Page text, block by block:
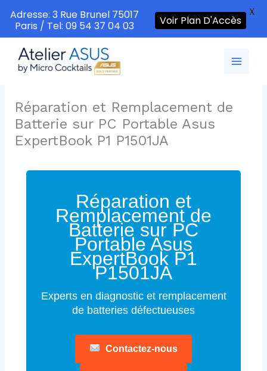
contenu
Réparation et Remplacement de
Batterie sur PC Portable Asus
ExpertBook P1 P1501JA
Réparation et
Remplacement de
Batterie sur PC
Portable Asus
ExpertBook P1
P1501JA
Experts en diagnostic et remplacement
de batteries défectueuses
Contactez-nous
Adresse: 3 Rue Brunel 75017
Paris / Tel: 09 54 37 04 03
Voir Plan D'Accès
X